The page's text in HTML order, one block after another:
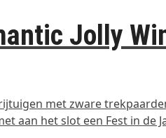
Jolly
met zware
aan het slot een Fest in de